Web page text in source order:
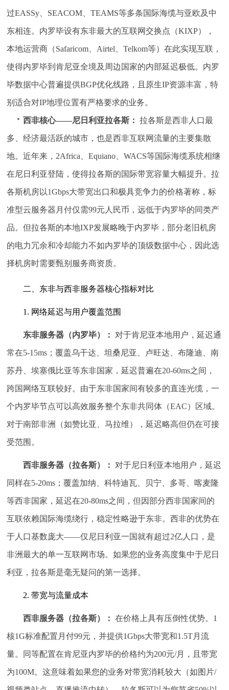
过EASSy、SEACOM、TEAMS等多条国际海缆与亚欧及中
东相连。内罗毕设有东非最大的互联网交换点（KIXP），
本地运营商（Safaricom、Airtel、Telkom等）在此实现互联，
使得内罗毕到肯尼亚全境及周边国家的内部延迟极低。内罗
毕数据中心普遍提供BGP优化线路，且原生IP资源丰富，特
别适合对IP地理位置有严格要求的业务。
西非核心——尼日利亚拉各斯： 拉各斯是西非人口最
多、经济最活跃的城市，也是西非互联网流量的主要集散
地。近年来，2Africa、Equiano、WACS等国际海缆系统相继
在尼日利亚登陆，使得拉各斯的国际带宽容量大幅提升。拉
各斯机房以1Gbps大带宽出口和极具竞争力的价格著称，标
准型云服务器月付仅需99元人民币，远低于内罗毕的同类产
品。但拉各斯的本地IXP发展略晚于内罗毕，部分老旧机房
的电力冗余和冷却能力不如内罗毕的顶级数据中心，因此选
择机房时需要甄别服务商资质。
二、东非与西非服务器核心指标对比
1. 网络延迟与用户覆盖范围
东非服务器（内罗毕）： 对于肯尼亚本地用户，延迟通
常在5-15ms；覆盖乌干达、坦桑尼亚、卢旺达、布隆迪、南
苏丹、埃塞俄比亚等东非国家，延迟普遍在20-60ms之间，
跨国网络互联较好。由于东非国家间有较多的直连光缆，一
个内罗毕节点可以高效服务整个东非共同体（EAC）区域。
对于南部非洲（如赞比亚、马拉维），延迟略高但仍在可接
受范围。
西非服务器（拉各斯）： 对于尼日利亚本地用户，延迟
同样在5-20ms；覆盖加纳、科特迪瓦、贝宁、多哥、喀麦隆
等西非国家，延迟在20-80ms之间，但因部分西非国家间的
互联依赖国际海缆绕行，稳定性略逊于东非。西非的优势在
于人口基数庞大——仅尼日利亚一国就有超过2亿人口，是
非洲最大的单一互联网市场。如果您的业务高度集中于尼日
利亚，拉各斯是毫无疑问的第一选择。
2. 带宽与流量成本
西非服务器（拉各斯）： 在价格上具有压倒性优势。1
核1G标准配置月付99元，并提供1Gbps大带宽和1.5T月流
量。同等配置在肯尼亚内罗毕的价格约为200元/月，且带宽
为100M。这意味着如果您的业务对带宽消耗较大（如图片/